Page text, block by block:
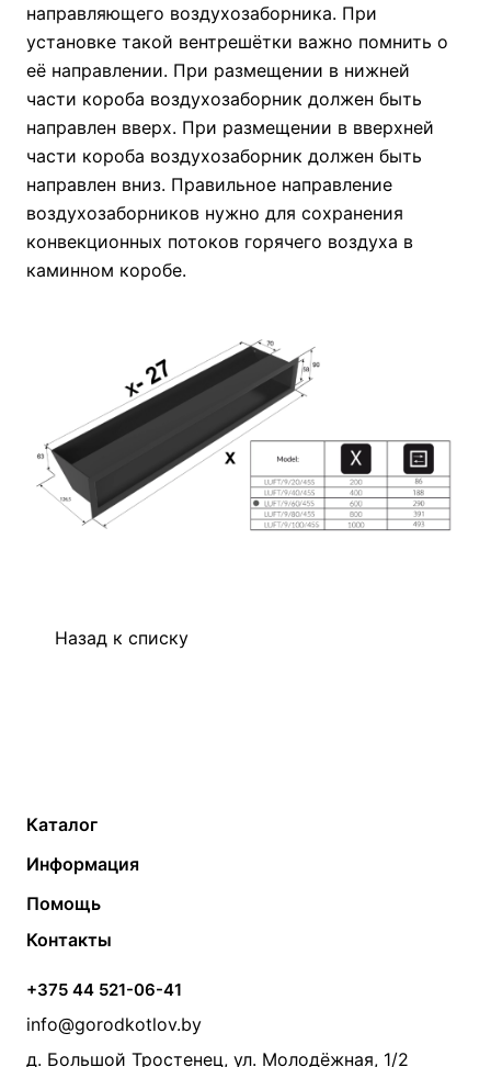
направляющего воздухозаборника. При
установке такой вентрешётки важно помнить о
её направлении. При размещении в нижней
части короба воздухозаборник должен быть
направлен вверх. При размещении в вверхней
части короба воздухозаборник должен быть
направлен вниз. Правильное направление
воздухозаборников нужно для сохранения
конвекционных потоков горячего воздуха в
каминном коробе.
Назад к списку
Каталог
Твердотопливные котлы
Электрические котлы
Банные печи
Камины и печи
Теплый пол
Радиаторы
Насосы
Дымоходы
Информация
Контакты
Статьи
Акции
Производители
Помощь
Монтаж систем отопления
Прайс по монтажу систем отопления
Проект систем отопления
Контакты
+375 44 521-06-41
info@gorodkotlov.by
д. Большой Тростенец, ул. Молодёжная, 1/2